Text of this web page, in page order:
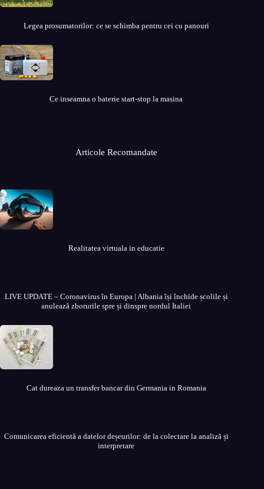
Legea prosumatorilor: ce se schimba pentru cei cu panouri
Ce inseamna o baterie start-stop la masina
Articole Recomandate
Realitatea virtuala in educatie
LIVE UPDATE – Coronavirus în Europa | Albania își închide școlile și
anulează zborurile spre și dinspre nordul Italiei
Cat dureaza un transfer bancar din Germania in Romania
Comunicarea eficientă a datelor deșeurilor: de la colectare la analiză și
interpretare